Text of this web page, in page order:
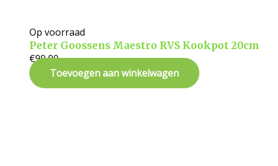
Op voorraad
Peter Goossens Maestro RVS Kookpot 20cm
€99,90
Toevoegen aan winkelwagen